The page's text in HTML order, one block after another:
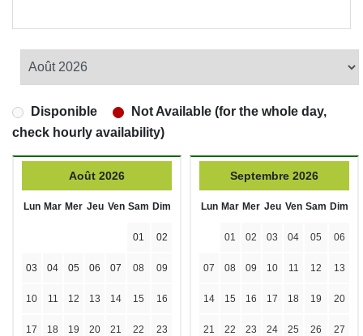
Disponible
Not Available (for the whole day,
check hourly availability)
Août 2026
Lun Mar Mer Jeu Ven Sam Dim
01 02
03 04 05 06 07 08 09
10 11 12 13 14 15 16
17 18 19 20 21 22 23
Septembre 2026
Lun Mar Mer Jeu Ven Sam Dim
01 02 03 04 05 06
07 08 09 10 11 12 13
14 15 16 17 18 19 20
21 22 23 24 25 26 27